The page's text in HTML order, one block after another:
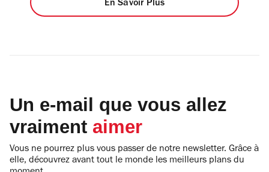
En Savoir Plus
Un e-mail que vous allez
vraiment aimer
Vous ne pourrez plus vous passer de notre newsletter. Grâce à
elle, découvrez avant tout le monde les meilleurs plans du